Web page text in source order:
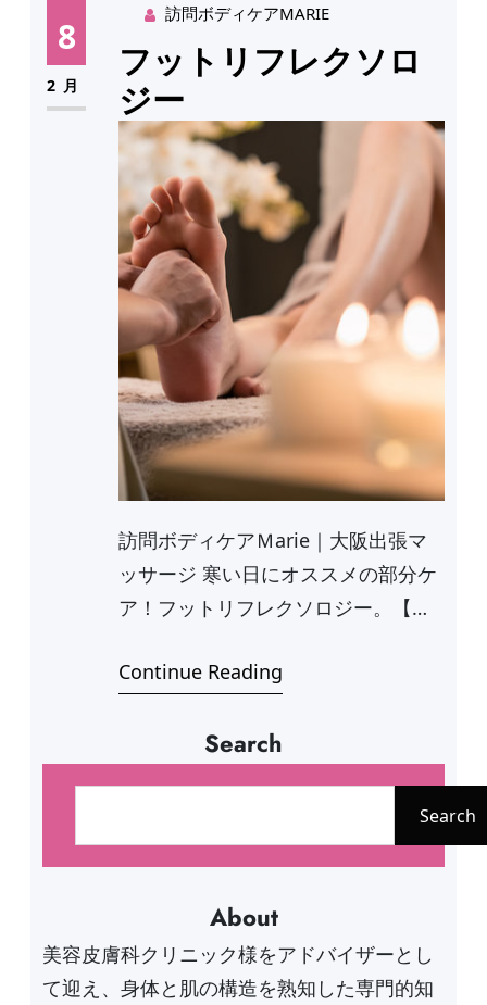
8
2月
訪問ボディケアMARIE
フットリフレクソロ
ジー
訪問ボディケアＭarie｜大阪出張マ
ッサージ 寒い日にオススメの部分ケ
ア！フットリフレクソロジー。【第
Continue Reading
Search
Search
About
美容皮膚科クリニック様をアドバイザーとし
て迎え、身体と肌の構造を熟知した専門的知